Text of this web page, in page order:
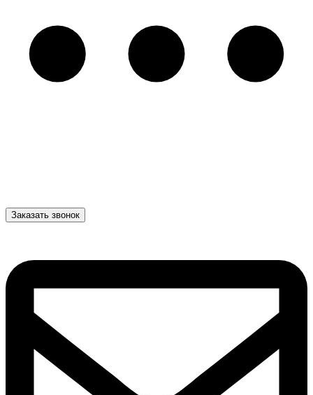
Заказать звонок